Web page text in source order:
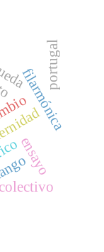
ensayo
filarmónica
portugal